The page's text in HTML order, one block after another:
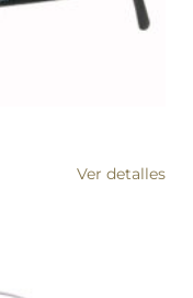
Ver detalles